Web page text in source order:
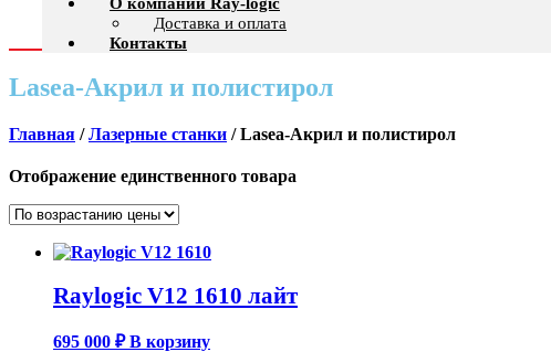
О компании Ray-logic
Доставка и оплата
Контакты
Lasea-Акрил и полистирол
Главная /Лазерные станки / Lasea-Акрил и полистирол
Отображение единственного товара
Raylogic V12 1610 лайт
695 000 ₽ В корзину